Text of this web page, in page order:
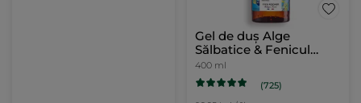
Gel de duș Alge
Sălbatice & Fenicul
Marin 400ml
400 ml
(725)